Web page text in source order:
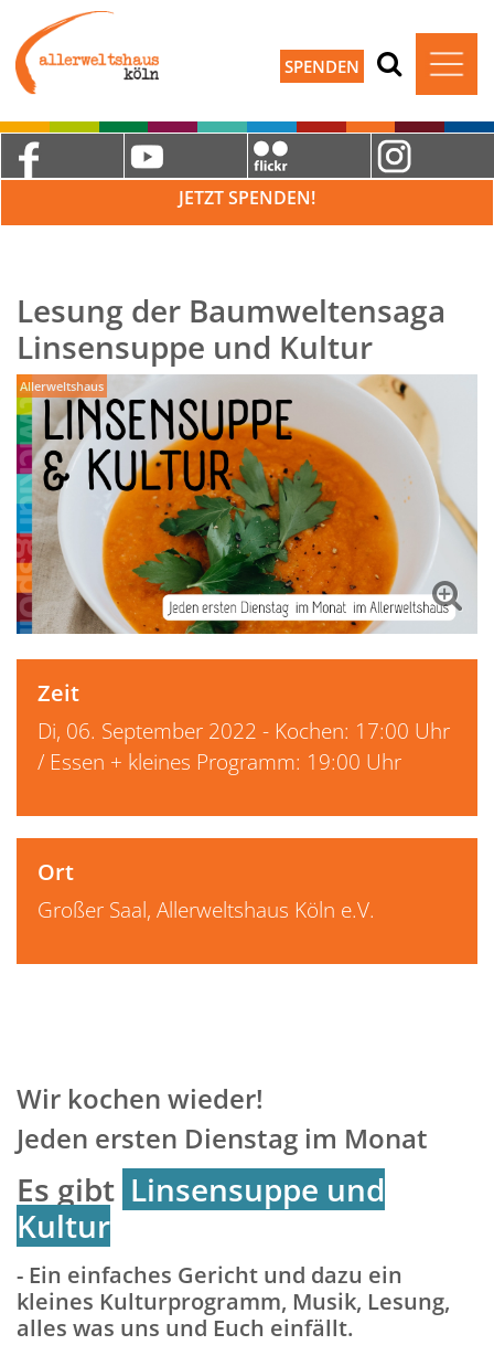
SPENDEN
JETZT SPENDEN!
Lesung der Baumweltensaga
Linsensuppe und Kultur
Allerweltshaus
Zeit
Di, 06. September 2022 - Kochen: 17:00 Uhr
/ Essen + kleines Programm: 19:00 Uhr
Ort
Großer Saal, Allerweltshaus Köln e.V.
Wir kochen wieder!
Jeden ersten Dienstag im Monat
Es gibt Linsensuppe und
Kultur
- Ein einfaches Gericht und dazu ein
kleines Kulturprogramm, Musik, Lesung,
alles was uns und Euch einfällt.